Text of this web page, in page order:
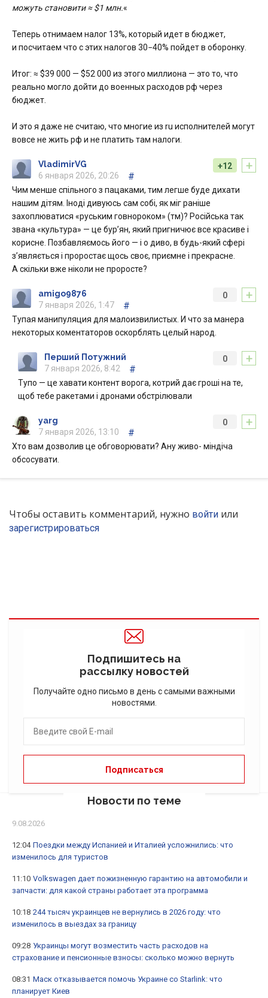
можуть становити ≈ $1 млн.«
Теперь отнимаем налог 13%, который идет в бюджет,
и посчитаем что с этих налогов 30−40% пойдет в оборонку.
Итог: ≈ $39 000 — $52 000 из этого миллиона — это то, что
реально могло дойти до военных расходов рф через
бюджет.
И это я даже не считаю, что многие из ru исполнителей могут
вовсе не жить рф и не платить там налоги.
+
+12
VladimirVG
6 января 2026, 20:26
#
Чим менше спільного з пацаками, тим легше буде дихати
нашим дітям. Іноді дивуюсь сам собі, як міг раніше
захоплюватися «руським говнороком» (тм)? Російська так
звана «культура» — це бур’ян, який пригничює все красиве і
корисне. Позбавляємось його — і о диво, в будь-який сфері
з’являється і проростає щось своє, приємне і прекрасне.
А скільки вже ніколи не проросте?
+
0
amigo9876
7 января 2026, 1:47
#
Тупая манипуляция для малоизвилистых. И что за манера
некоторых коментаторов оскорблять целый народ.
+
0
Перший Потужний
7 января 2026, 8:42
#
Тупо — це хавати контент ворога, котрий дає гроші на те,
щоб тебе ракетами і дронами обстрілювали
+
0
yarg
7 января 2026, 13:10
#
Хто вам дозволив це обговорювати? Ану живо- міндіча
обсосувати.
Чтобы оставить комментарий, нужно войти или
зарегистрироваться
Подпишитесь на
рассылку новостей
Получайте одно письмо в день с самыми важными
новостями.
Новости по теме
9.08.2026
12:04 Поездки между Испанией и Италией усложнились: что
изменилось для туристов
11:10 Volkswagen дает пожизненную гарантию на автомобили и
запчасти: для какой страны работает эта программа
10:18 244 тысяч украинцев не вернулись в 2026 году: что
изменилось в выездах за границу
09:28 Украинцы могут возместить часть расходов на
страхование и пенсионные взносы: сколько можно вернуть
08:31 Маск отказывается помочь Украине со Starlink: что
планирует Киев